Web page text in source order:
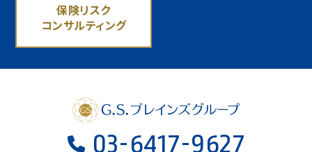
保険リスク
コンサルティング
03-6417-9627